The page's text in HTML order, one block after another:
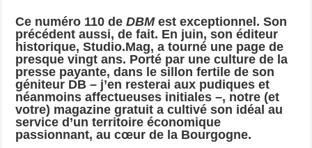
Ce numéro 110 deDBMest exceptionnel. Son
précédent aussi, de fait. En juin, son éditeur
historique, Studio.Mag, a tourné une page de
presque vingt ans. Porté par une culture de la
presse payante, dans le sillon fertile de son
géniteur DB – j’en resterai aux pudiques et
néanmoins affectueuses initiales –, notre (et
votre) magazine gratuit a cultivé son idéal au
service d’un territoire économique
passionnant, au cœur de la Bourgogne.